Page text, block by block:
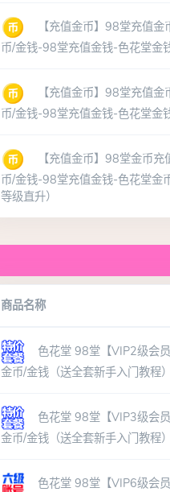
【充值金币】98堂充值
币/金钱-98堂充值金钱-色花堂金
【充值金币】98堂充值
币/金钱-98堂充值金钱-色花堂金
【充值金币】98堂金币
币/金钱-98堂充值金钱-色花堂
等级直升）
商品名称
色花堂 98堂【VIP2级会
金币/金钱（送全套新手入门教程
色花堂 98堂【VIP3级会
金币/金钱（送全套新手入门教程）
色花堂 98堂【VIP6级会